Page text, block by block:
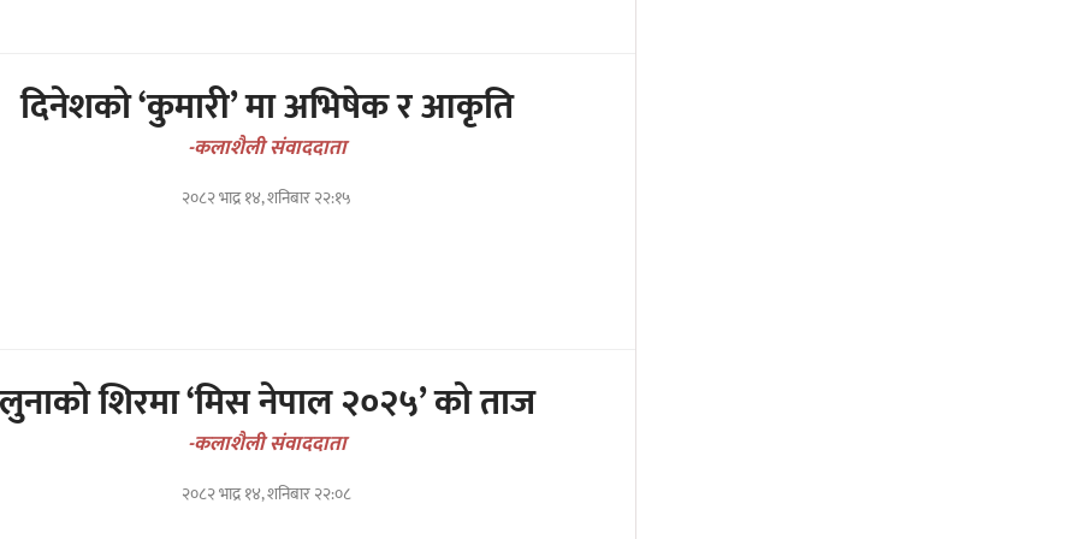
दिनेशको ‘कुमारी’ मा अभिषेक र आकृति
-कलाशैली संवाददाता
२०८२ भाद्र १४, शनिबार २२:१५
शिरमा ‘मिस नेपाल २०२५’ को ताज
-कलाशैली संवाददाता
२०८२ भाद्र १४, शनिबार २२:०८